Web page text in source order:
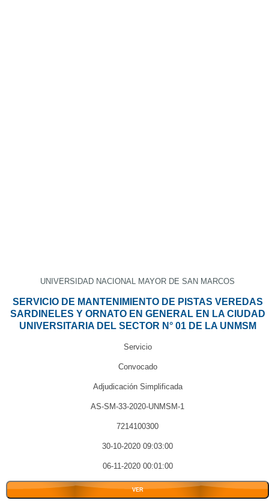
UNIVERSIDAD NACIONAL MAYOR DE SAN MARCOS
SERVICIO DE MANTENIMIENTO DE PISTAS VEREDAS
SARDINELES Y ORNATO EN GENERAL EN LA CIUDAD
UNIVERSITARIA DEL SECTOR N° 01 DE LA UNMSM
Servicio
Convocado
Adjudicación Simplificada
AS-SM-33-2020-UNMSM-1
7214100300
30-10-2020 09:03:00
06-11-2020 00:01:00
VER